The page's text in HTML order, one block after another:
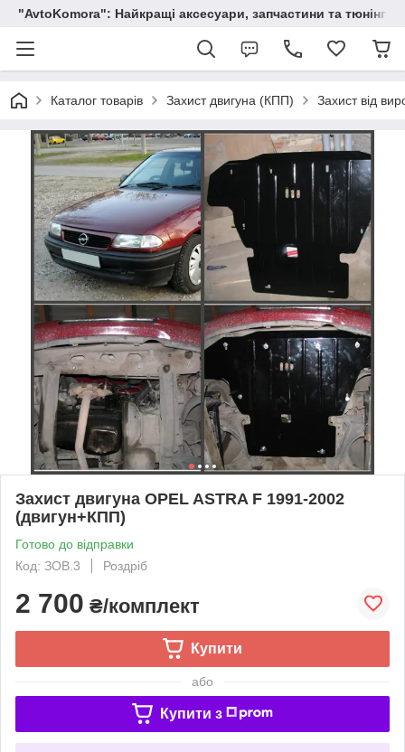
"AvtoKomora": Найкращі аксесуари, запчастини та тюнінг
Каталог товарів Захист двигуна (КПП) Захист від
Захист двигуна OPEL ASTRA F 1991-2002
(двигун+КПП)
Готово до відправки
Код: ЗОВ.3
Роздріб
2 700 ₴/комплект
Купити
або
Купити з